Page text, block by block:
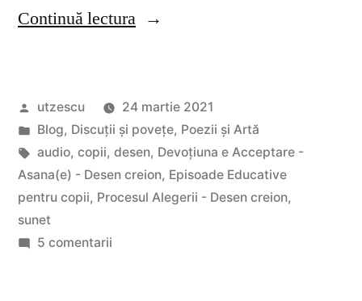
Continuă lectura„Proiect
pentru
copii”
Publicat
de
utzescu
24 martie 2021
Publicat
în
Blog, Discuții și povețe, Poezii și Artă
Etichete:
audio, copii, desen, Devoțiuna e Acceptare -
Asana(e) - Desen creion, Episoade Educative
pentru copii, Procesul Alegerii - Desen creion,
sunet
5 comentariila